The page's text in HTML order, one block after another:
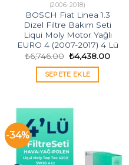
(2006-2018)
BOSCH Fiat Linea 1.3
Dizel Filtre Bakım Seti
Liqui Moly Motor Yağlı
EURO 4 (2007-2017) 4 Lü
₺6,746.00 Orijinal
fiyat:
₺6,746.00.
₺4,438.00Şu
SEPETE EKLE
-34%